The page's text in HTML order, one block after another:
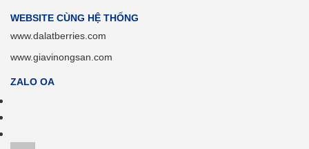
WEBSITE CÙNG HỆ THỐNG
www.dalatberries.com
www.giavinongsan.com
ZALO OA